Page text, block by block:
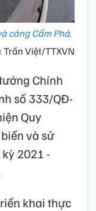
cảng Cẩm Phả.
Trần Việt/TTXVN
Chính
số 333/QĐ-
Quy
và sử
2021 -
khai thực